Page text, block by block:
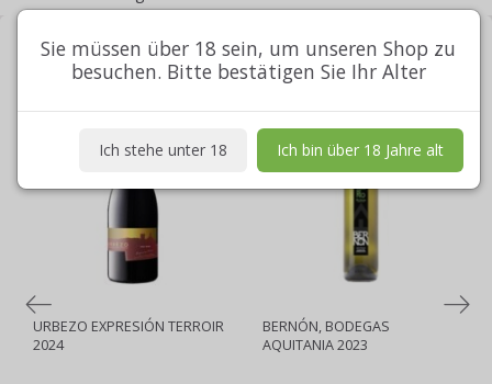
MEIST GEKAUFTE
URBEZO EXPRESIÓN TERROIR
2024
BERNÓN, BODEGAS
AQUITANIA 2023
Sie müssen über 18 sein, um unseren Shop zu
besuchen. Bitte bestätigen Sie Ihr Alter
Ich stehe unter 18 Ich bin über 18 Jahre alt